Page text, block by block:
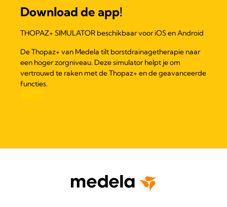
Download de app!
THOPAZ+ SIMULATOR beschikbaar voor iOS en Android
De Thopaz+ van Medela tilt borstdrainagetherapie naar
een hoger zorgniveau. Deze simulator helpt je om
vertrouwd te raken met de Thopaz+ en de geavanceerde
functies.